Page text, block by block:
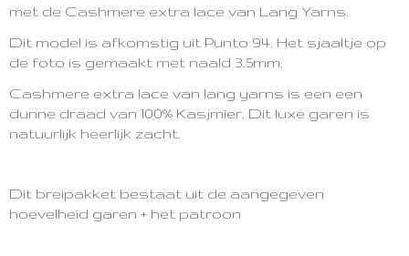
met de Cashmere extra lace van Lang Yarns.
Dit model is afkomstig uit Punto 94. Het sjaaltje op
de foto is gemaakt met naald 3.5mm.
Cashmere extra lace van lang yarns is een een
dunne draad van 100% Kasjmier. Dit luxe garen is
natuurlijk heerlijk zacht.
Dit breipakket bestaat uit de aangegeven
hoevelheid garen + het patroon